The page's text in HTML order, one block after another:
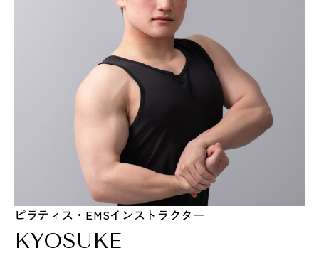
ピラティス・EMSインストラクター
KYOSUKE